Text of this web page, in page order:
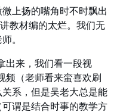
上扬的嘴角时不时飘出
教材编的太烂。我们无
。
出来，我们看一段视
频（老师看来蛮喜欢刷
系，但是吴老大总是能
谓是结合时事的教学方